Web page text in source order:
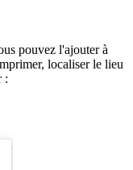
pouvez l'ajouter à
localiser le lieu
: